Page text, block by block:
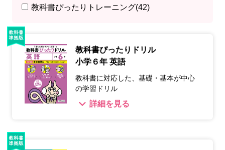
教科書ぴったりトレーニング(42)
教科書ぴったりドリル
小学６年 英語
教科書に対応した、基礎・基本が中心
の学習ドリル
詳細を見る